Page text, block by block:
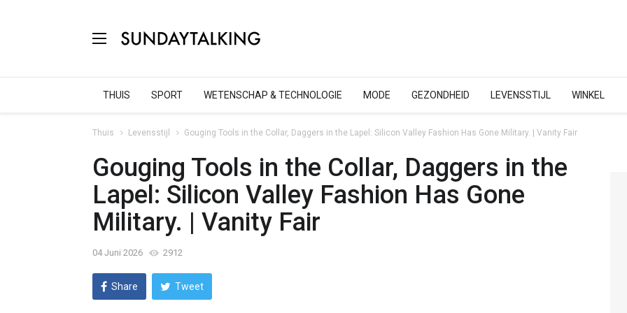
THUIS SPORT WETENSCHAP & TECHNOLOGIE MODE GEZONDHEID LEVENSSTIJL WINKEL
Thuis Levensstijl Gouging Tools in the Collar, Daggers in the Lapel: Silicon Valley Fashion Has Gone Military. | Vanity Fair
Gouging Tools in the Collar, Daggers in the
Lapel: Silicon Valley Fashion Has Gone
Military. | Vanity Fair
04 Juni 2026 2912
Share Tweet